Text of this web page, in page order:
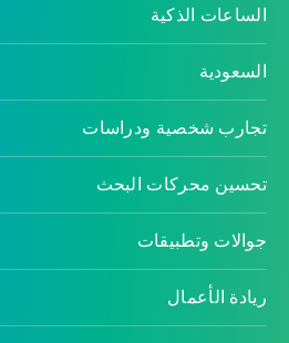
الساعات الذكية
السعودية
تجارب شخصية ودراسات
تحسين محركات البحث
جوالات وتطبيقات
ريادة الأعمال